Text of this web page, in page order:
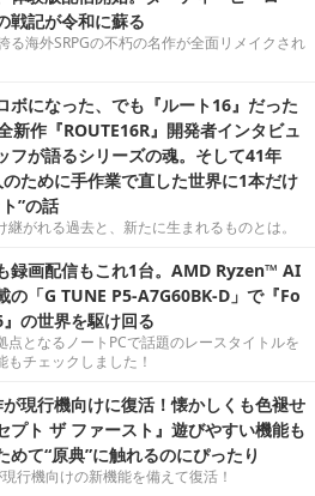
戦記が令和に蘇る
る海外SRPGの不朽の名作が全面リメイクされ
ボになった、でも『ルート16』だった
作『ROUTE16R』開発者インタビュ
フが語るシリーズの魂。そして41年
ために手作業で直した世界に1本だけ
”の話
がれる過去と、新たに生まれるものとは。
録画配信もこれ1台。AMD Ryzen™ AI
の「G TUNE P5-A7G60BK-D」で『Fo
の世界を駆け回る
点となるノートPCで話題のレースタイトルを
もチェックしました！
現行機向けに復活！懐かしくも色褪せ
プト ザ ファースト』遊びやすい機能も
めて“原典”に触れるのにぴったり
行機向けの新機能を備えて復活！